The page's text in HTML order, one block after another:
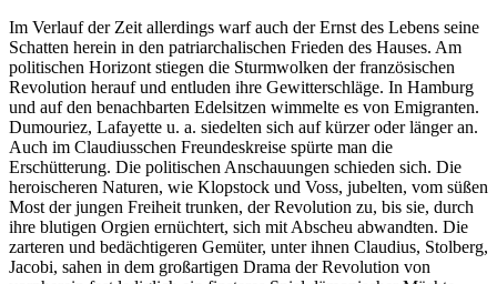
Im Verlauf der Zeit allerdings warf auch der Ernst des Lebens seine
Schatten herein in den patriarchalischen Frieden des Hauses. Am
politischen Horizont stiegen die Sturmwolken der französischen
Revolution herauf und entluden ihre Gewitterschläge. In Hamburg
und auf den benachbarten Edelsitzen wimmelte es von Emigranten.
Dumouriez, Lafayette u. a. siedelten sich auf kürzer oder länger an.
Auch im Claudiusschen Freundeskreise spürte man die
Erschütterung. Die politischen Anschauungen schieden sich. Die
heroischeren Naturen, wie Klopstock und Voss, jubelten, vom süßen
Most der jungen Freiheit trunken, der Revolution zu, bis sie, durch
ihre blutigen Orgien ernüchtert, sich mit Abscheu abwandten. Die
zarteren und bedächtigeren Gemüter, unter ihnen Claudius, Stolberg,
Jacobi, sahen in dem großartigen Drama der Revolution von